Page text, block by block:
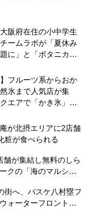
阪府在住の小中学生
ームラボが「夏休み
に」と「ボタニカル
招待
フルーツ系からおか
氷まで人気店が集
エアで「かき氷」祭
が北摂エリアに2店舗
粧が食べられる
舗が集結し無料のしら
クの「海のマルシ
街へ、バスケ八村塁フ
ォーターフロントを